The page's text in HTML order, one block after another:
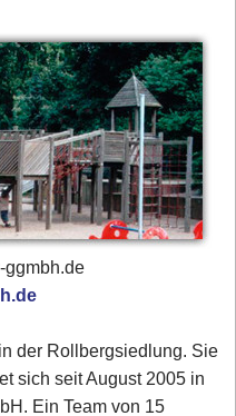
der Rollbergsiedlung. Sie
sich seit August 2005 in
Ein Team von 15